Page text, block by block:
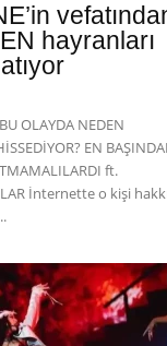
hayranları
OLAYDA NEDEN
EN
ft.
İnternette o kişi